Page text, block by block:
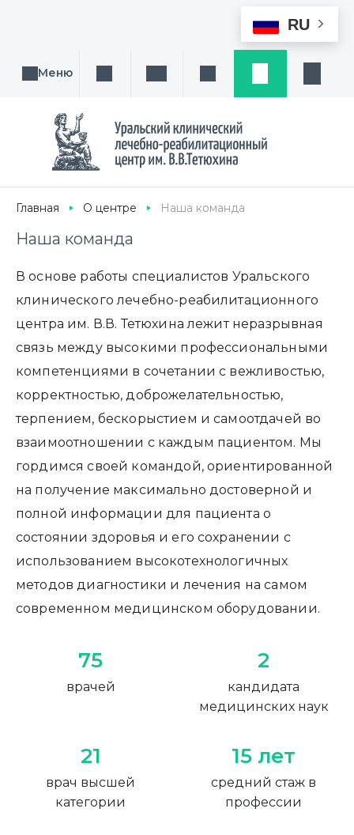
RU
Меню Поиск услуги, направления или врача
Написать намЗаказ звонка
Главная О центре Наша команда
Наша команда
В основе работы специалистов Уральского
клинического лечебно-реабилитационного
центра им. В.В. Тетюхина лежит неразрывная
связь между высокими профессиональными
компетенциями в сочетании с вежливостью,
корректностью, доброжелательностью,
терпением, бескорыстием и самоотдачей во
взаимоотношении с каждым пациентом. Мы
гордимся своей командой, ориентированной
на получение максимально достоверной и
полной информации для пациента о
состоянии здоровья и его сохранении с
использованием высокотехнологичных
методов диагностики и лечения на самом
современном медицинском оборудовании.
75
врачей
2
кандидата
медицинских наук
21
врач высшей
категории
15 лет
средний стаж в
профессии